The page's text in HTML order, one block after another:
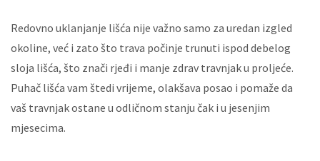
Redovno uklanjanje lišća nije važno samo za uredan izgled
okoline, već i zato što trava počinje trunuti ispod debelog
sloja lišća, što znači rjeđi i manje zdrav travnjak u proljeće.
Puhač lišća vam štedi vrijeme, olakšava posao i pomaže da
vaš travnjak ostane u odličnom stanju čak i u jesenjim
mjesecima.